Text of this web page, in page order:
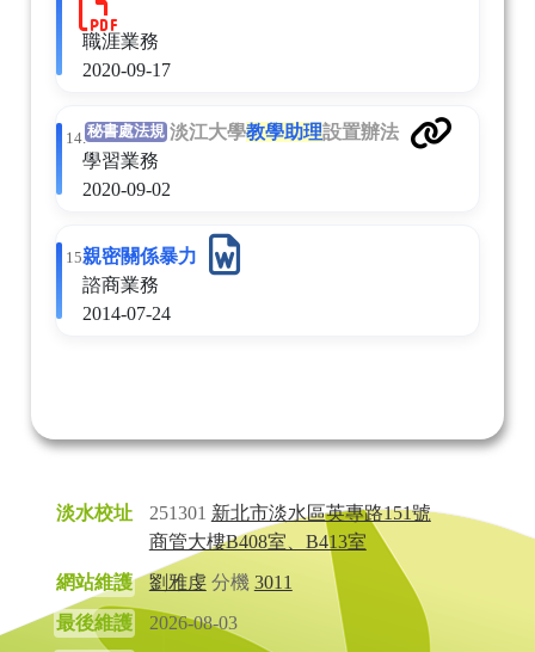
職涯業務
2020-09-17
14.秘書處法規 淡江大學教學助理設置辦法
學習業務
2020-09-02
15.親密關係暴力
諮商業務
2014-07-24
淡水校址 251301 新北市淡水區英專路151號
商管大樓B408室、B413室
網站維護
劉雅虔分機 3011
最後維護
2026-08-03